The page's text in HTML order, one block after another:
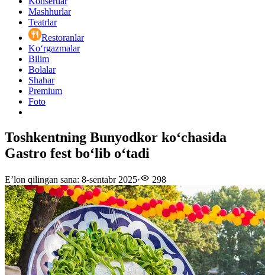
Mashhurlar
Teatrlar
Restoranlar
Ko‘rgazmalar
Bilim
Bolalar
Shahar
Premium
Foto
Toshkentning Bunyodkor koʻchasida
Gastro fest boʻlib oʻtadi
E’lon qilingan sana: 8-sentabr 2025· 298